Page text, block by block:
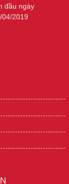
đầu ngày
2019